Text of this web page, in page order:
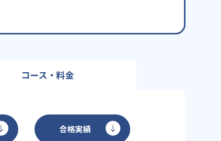
コース・料金
合格実績